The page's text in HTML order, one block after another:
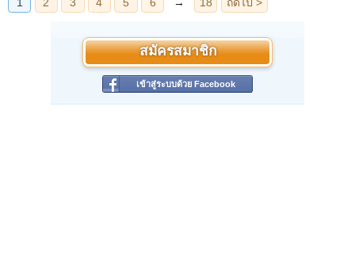
สมัครสมาชิก
เข้าสู่ระบบด้วย Facebook